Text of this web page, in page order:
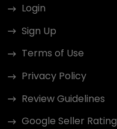
Login
Sign Up
Terms of Use
Privacy Policy
Review Guidelines
Google Seller Rating